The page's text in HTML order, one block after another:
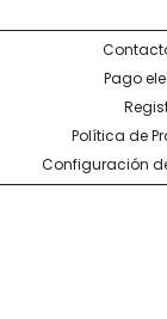
Pago
Política de
Configuración